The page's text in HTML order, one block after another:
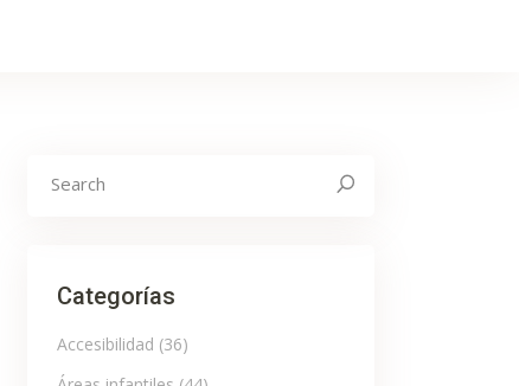
Categorías
Accesibilidad (36)